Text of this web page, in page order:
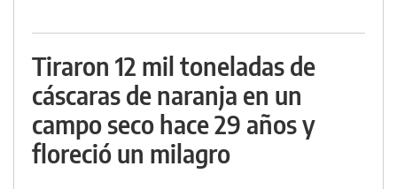
Tiraron 12 mil toneladas de
cáscaras de naranja en un
campo seco hace 29 años y
floreció un milagro